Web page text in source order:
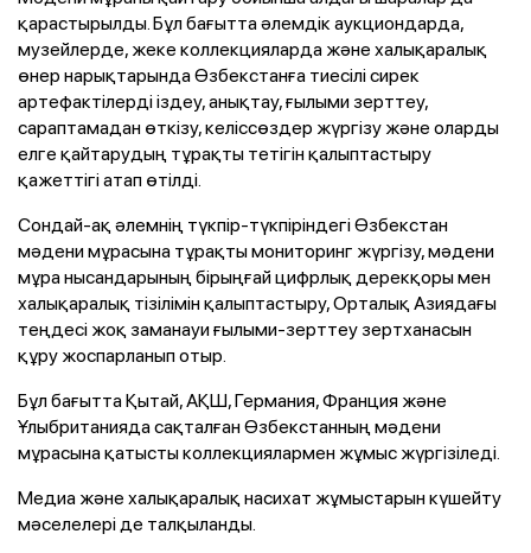
қарастырылды. Бұл бағытта әлемдік аукциондарда,
музейлерде, жеке коллекцияларда және халықаралық
өнер нарықтарында Өзбекстанға тиесілі сирек
артефактілерді іздеу, анықтау, ғылыми зерттеу,
сараптамадан өткізу, келіссөздер жүргізу және оларды
елге қайтарудың тұрақты тетігін қалыптастыру
қажеттігі атап өтілді.
Сондай-ақ әлемнің түкпір-түкпіріндегі Өзбекстан
мәдени мұрасына тұрақты мониторинг жүргізу, мәдени
мұра нысандарының бірыңғай цифрлық дерекқоры мен
халықаралық тізілімін қалыптастыру, Орталық Азиядағы
теңдесі жоқ заманауи ғылыми-зерттеу зертханасын
құру жоспарланып отыр.
Бұл бағытта Қытай, АҚШ, Германия, Франция және
Ұлыбританияда сақталған Өзбекстанның мәдени
мұрасына қатысты коллекциялармен жұмыс жүргізіледі.
Медиа және халықаралық насихат жұмыстарын күшейту
мәселелері де талқыланды.